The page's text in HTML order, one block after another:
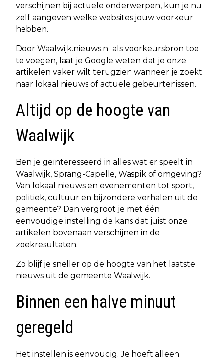
verschijnen bij actuele onderwerpen, kun je nu
zelf aangeven welke websites jouw voorkeur
hebben.
Door Waalwijk.nieuws.nl als voorkeursbron toe
te voegen, laat je Google weten dat je onze
artikelen vaker wilt terugzien wanneer je zoekt
naar lokaal nieuws of actuele gebeurtenissen.
Altijd op de hoogte van
Waalwijk
Ben je geïnteresseerd in alles wat er speelt in
Waalwijk, Sprang-Capelle, Waspik of omgeving?
Van lokaal nieuws en evenementen tot sport,
politiek, cultuur en bijzondere verhalen uit de
gemeente? Dan vergroot je met één
eenvoudige instelling de kans dat juist onze
artikelen bovenaan verschijnen in de
zoekresultaten.
Zo blijf je sneller op de hoogte van het laatste
nieuws uit de gemeente Waalwijk.
Binnen een halve minuut
geregeld
Het instellen is eenvoudig. Je hoeft alleen